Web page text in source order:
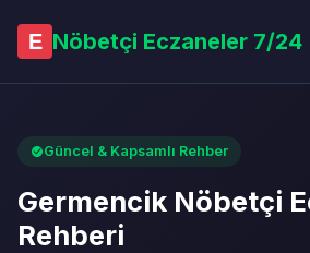
E Nöbetçi Eczaneler 7/24
Güncel & Kapsamlı Rehber
Germencik Nöbetçi
Rehberi